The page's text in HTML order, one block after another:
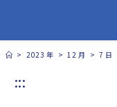
> 2023 年 > 12 月 > 7 日
:::